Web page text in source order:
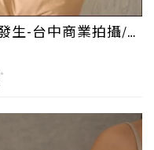
生-台中商業拍攝/